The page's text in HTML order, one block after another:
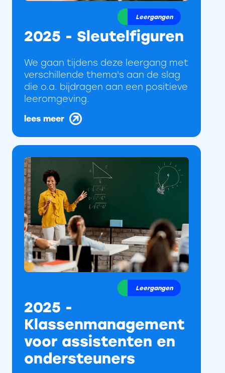
Leergangen
2025 - Sleutelfiguren
We gaan tijdens deze leergang met
verschillende thema's aan de slag
die o.a. bijdragen aan een positieve
leeromgeving.
lees meer
Leergangen
2025 -
Klassenmanagement
voor assistenten en
ondersteuners